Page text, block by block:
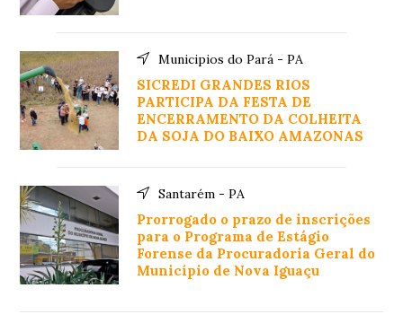
Municipios do Pará - PA
SICREDI GRANDES RIOS
PARTICIPA DA FESTA DE
ENCERRAMENTO DA COLHEITA
DA SOJA DO BAIXO AMAZONAS
Santarém - PA
Prorrogado o prazo de inscrições
para o Programa de Estágio
Forense da Procuradoria Geral do
Município de Nova Iguaçu